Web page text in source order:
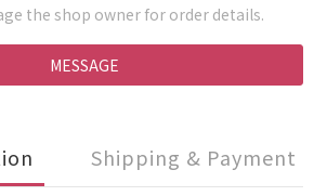
the shop owner for order details.
MESSAGE
Shipping & Payment